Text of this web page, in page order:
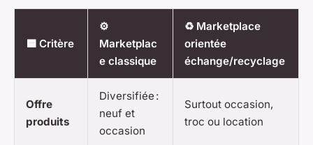
🟦 Critère
⚙️
Marketplac
e classique
♻️ Marketplace
orientée
échange/recyclage
Offre
produits
Diversifiée :
neuf et
occasion
Surtout occasion,
troc ou location